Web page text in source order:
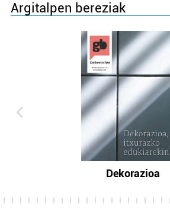
Argitalpen bereziak
Dekorazioa